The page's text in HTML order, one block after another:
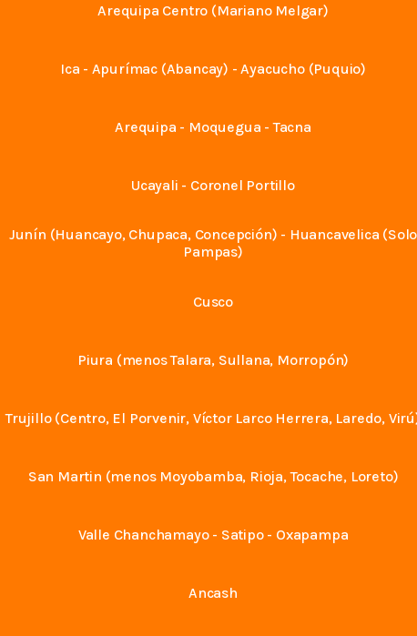
Arequipa Centro (Mariano Melgar)
Ica - Apurímac (Abancay) - Ayacucho (Puquio)
Arequipa - Moquegua - Tacna
Ucayali - Coronel Portillo
Junín (Huancayo, Chupaca, Concepción) - Huancavelica (Solo
Pampas)
Cusco
Piura (menos Talara, Sullana, Morropón)
Trujillo (Centro, El Porvenir, Víctor Larco Herrera, Laredo,
San Martin (menos Moyobamba, Rioja, Tocache, Loreto)
Valle Chanchamayo - Satipo - Oxapampa
Ancash